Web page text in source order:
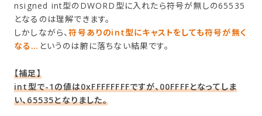
nsigned int型のDWORD型に入れたら符号が無しの65535
となるのは理解できます。
しかしながら、符号ありのint型にキャストをしても符号が無く
なる… というのは腑に落ちない結果です。
【補足】
int型で-1の値は0xFFFFFFFFですが、00FFFFとなってしま
い、65535となりました。